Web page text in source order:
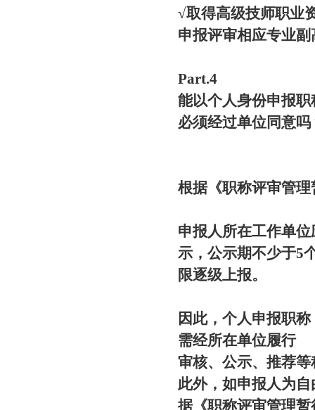
√取得高级技师职业
申报评审相应专业副
Part.4
能以个人身份申报职
必须经过单位同意吗
根据《职称评审管
申报人 所在工作单
示 ，公示期不少于5
限逐级上报。
因此，个人申报职称
需经所在单位履行
审核、公示、推荐等
此外，如申报人为
据《职称评审管理